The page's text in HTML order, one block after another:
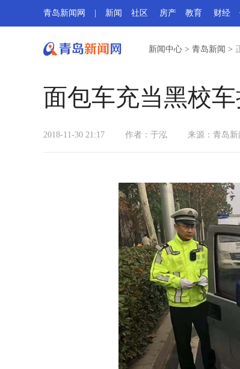
青岛新闻网 新闻 社区 房产 教育 财经
新闻中心 > 青岛新闻 >
面包车充当黑校
2018-11-30 21:17 作者：于泓 来源：青岛新